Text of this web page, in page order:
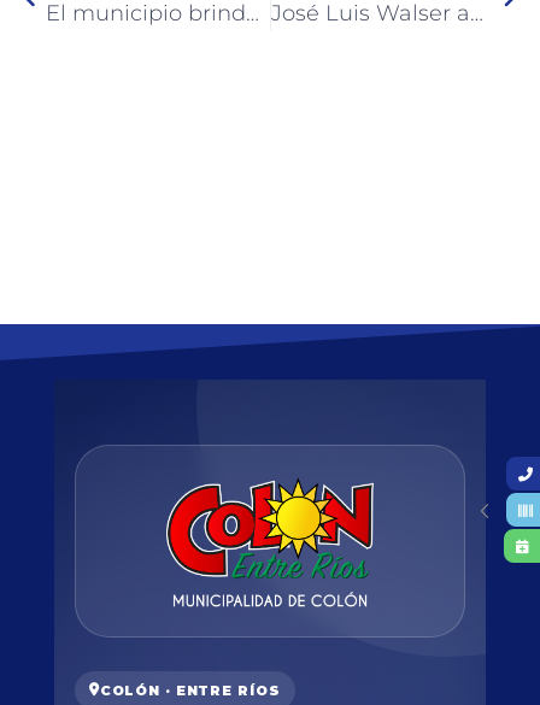
El municipio brinda facilidades de pago y beneficios fiscales para contribuyentes José Luis Walser anunció el sorteo de 40 terrenos y obras con fondos municipales
COLÓN · ENTRE RÍOS